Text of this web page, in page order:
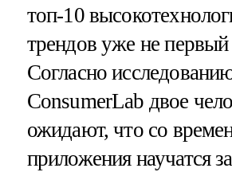
топ-10
трендов уже не первый
Согласно
ConsumerLab двое
ожидают, что со
приложения научатся